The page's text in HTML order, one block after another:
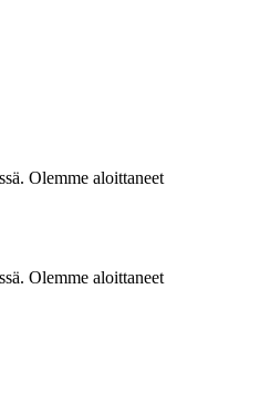
Olemme aloittaneet
Olemme aloittaneet